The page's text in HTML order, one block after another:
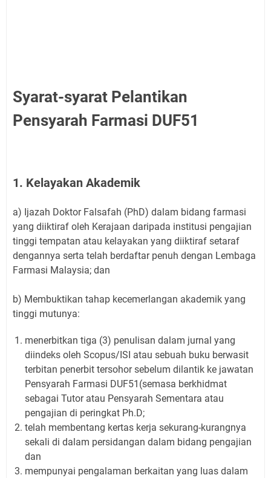
Syarat-syarat Pelantikan
Pensyarah Farmasi DUF51
1. Kelayakan Akademik
a) Ijazah Doktor Falsafah (PhD) dalam bidang farmasi
yang diiktiraf oleh Kerajaan daripada institusi pengajian
tinggi tempatan atau kelayakan yang diiktiraf setaraf
dengannya serta telah berdaftar penuh dengan Lembaga
Farmasi Malaysia; dan
b) Membuktikan tahap kecemerlangan akademik yang
tinggi mutunya:
menerbitkan tiga (3) penulisan dalam jurnal yang
diindeks oleh Scopus/ISI atau sebuah buku berwasit
terbitan penerbit tersohor sebelum dilantik ke jawatan
Pensyarah Farmasi DUF51(semasa berkhidmat
sebagai Tutor atau Pensyarah Sementara atau
pengajian di peringkat Ph.D;
telah membentang kertas kerja sekurang-kurangnya
sekali di dalam persidangan dalam bidang pengajian
dan
mempunyai pengalaman berkaitan yang luas dalam